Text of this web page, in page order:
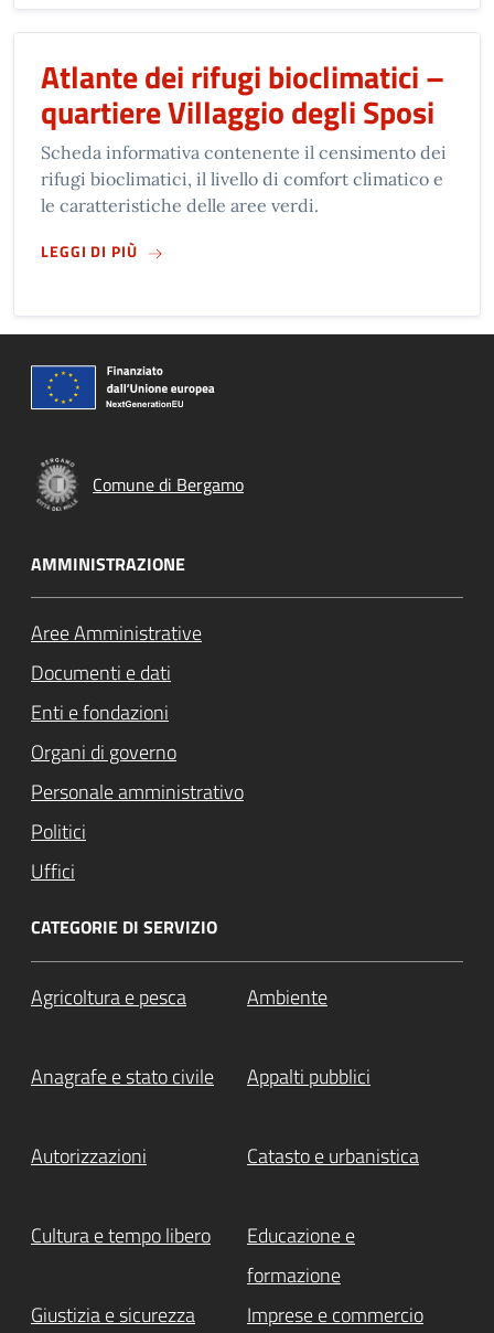
Atlante dei rifugi bioclimatici –
quartiere Villaggio degli Sposi
Scheda informativa contenente il censimento dei
rifugi bioclimatici, il livello di comfort climatico e
le caratteristiche delle aree verdi.
LEGGI DI PIÙSUATLANTE DEI RIFUGI BIOCLIMATICI –
Comune di Bergamo
AMMINISTRAZIONE
Aree Amministrative
Documenti e dati
Enti e fondazioni
Organi di governo
Personale amministrativo
Politici
Uffici
CATEGORIE DI SERVIZIO
Agricoltura e pesca Ambiente
Anagrafe e stato civile Appalti pubblici
Autorizzazioni Catasto e urbanistica
Cultura e tempo libero
Educazione e
formazione
Giustizia e sicurezza
Imprese e commercio